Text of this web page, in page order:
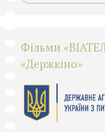
Фільми
«Держкіно»